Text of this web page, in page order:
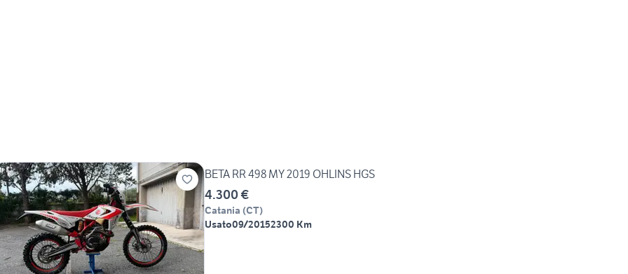
BETA RR 498 MY 2019 OHLINS HGS
4.300 €
Catania (CT)
Usato09/20152300 Km